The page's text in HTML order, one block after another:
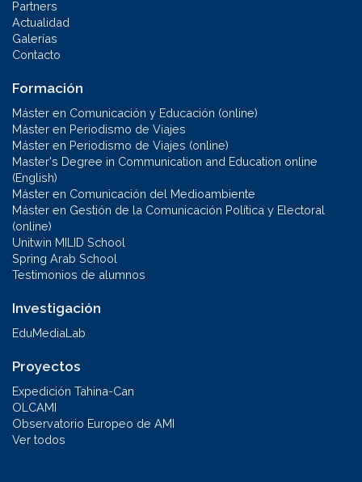
Partners
Actualidad
Galerías
Contacto
Formación
Máster en Comunicación y Educación (online)
Máster en Periodismo de Viajes
Máster en Periodismo de Viajes (online)
Master's Degree in Communication and Education online
(English)
Máster en Comunicación del Medioambiente
Máster en Gestión de la Comunicación Política y Electoral
(online)
Unitwin MILID School
Spring Arab School
Testimonios de alumnos
Investigación
EduMediaLab
Proyectos
Expedición Tahina-Can
OLCAMI
Observatorio Europeo de AMI
Ver todos